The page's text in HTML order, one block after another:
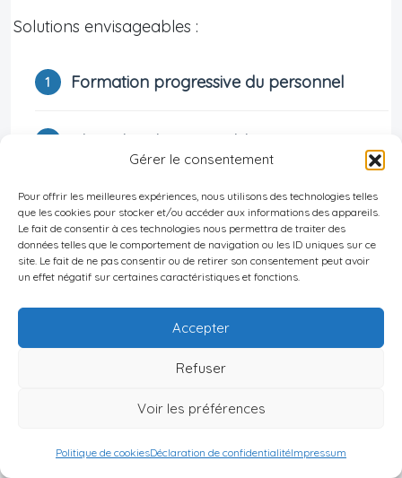
Gérer le consentement
Pour offrir les meilleures expériences, nous utilisons des technologies telles
que les cookies pour stocker et/ou accéder aux informations des appareils.
Le fait de consentir à ces technologies nous permettra de traiter des
données telles que le comportement de navigation ou les ID uniques sur ce
site. Le fait de ne pas consentir ou de retirer son consentement peut avoir
un effet négatif sur certaines caractéristiques et fonctions.
Accepter
Refuser
Voir les préférences
Politique de cookiesDéclaration de confidentialitéImpressum
Solutions envisageables :
Formation progressive du personnel
Choix d’outils compatibles via API
Période pilote avec évaluation régulière
Accompagnement par un prestataire
spécialisé
s’agit aussi d’assurer une adoption fluide